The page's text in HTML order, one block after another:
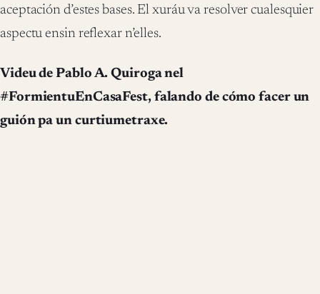
aceptación d’estes bases. El xuráu va resolver cualesquier
aspectu ensin reflexar n’elles.
Videu de Pablo A. Quiroga nel
#FormientuEnCasaFest, falando de cómo facer un
guión pa un curtiumetraxe.